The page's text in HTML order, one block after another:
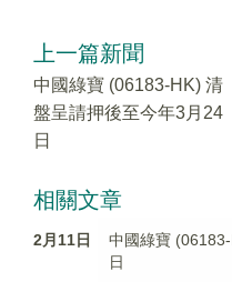
上一篇新聞
中國綠寶 (06183-HK) 清
盤呈請押後至今年3月24
日
相關文章
2月11日
中國綠寶
日